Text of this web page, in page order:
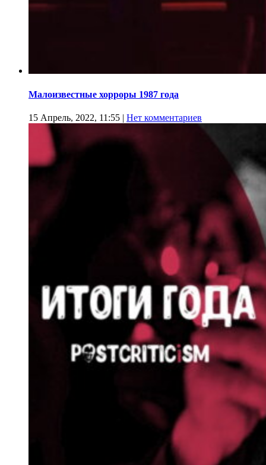
Малоизвестные хорроры 1987 года
15 Апрель, 2022, 11:55 | Нет комментариев